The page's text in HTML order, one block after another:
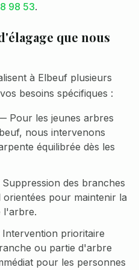
98 53.
que nous
à Elbeuf plusieurs
besoins spécifiques :
Pour les jeunes arbres
nous intervenons
équilibrée dès les
Suppression des branches
pour maintenir la
l'arbre.
Intervention prioritaire
ou partie d'arbre
pour les personnes